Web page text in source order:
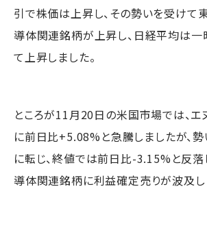
引で株価は上昇し、その勢いを受けて
導体関連銘柄が上昇し、日経平均は
て上昇しました。
ところが11月20日の米国市場では、エ
に前日比+5.08%と急騰しましたが、
に転じ、終値では前日比-3.15%と反落
導体関連銘柄に利益確定売りが波及し